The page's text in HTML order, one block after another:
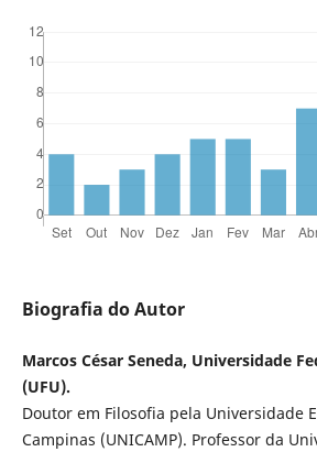
Biografia do Autor
Marcos César Seneda, Universidade
(UFU).
Doutor em Filosofia pela Universidade
Campinas (UNICAMP). Professor da